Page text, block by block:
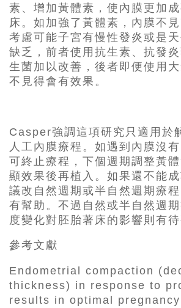
素、增加黃體素，使內膜更加
床。如加強了黃體素，內膜不
考慮可能子宮有慢性發炎或是
缺乏，前者使用抗生素、抗發
生菌加以改善，後者即便使用
不見得會有效果。
Casper強調這項研究只適用於
人工內膜療程。如遇到內膜沒
可終止療程，下個週期調整黃
顯效果後再植入。如果還不能
議改自然週期或半自然週期療
有幫助。不過自然或半自然週
度變化對胚胎著床的影響則有待
參考文獻
Endometrial compaction
thickness) in response to
results in optimal